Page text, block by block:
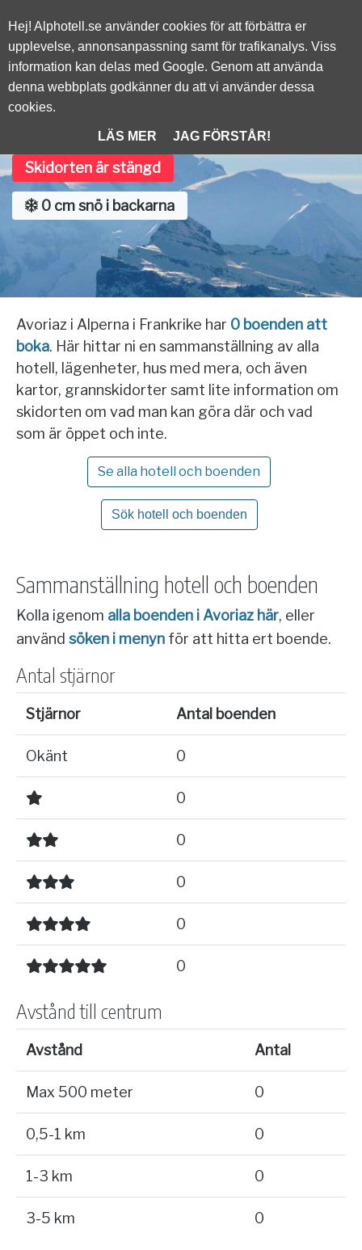
Alphotell.se
FRANKRIKE/
Avoriaz
Skidorten är stängd
0 cm snö i backarna
Avoriaz i Alperna i Frankrike har 0 boenden att
boka. Här hittar ni en sammanställning av alla
hotell, lägenheter, hus med mera, och även
kartor, grannskidorter samt lite information om
skidorten om vad man kan göra där och vad
som är öppet och inte.
Se alla hotell och boenden
Sök hotell och boenden
Sammanställning hotell och boenden
Kolla igenom alla boenden i Avoriaz här, eller
använd söken i menyn för att hitta ert boende.
Antal stjärnor
Stjärnor Antal boenden
Okänt 0
0
0
0
0
0
Avstånd till centrum
Avstånd Antal
Max 500 meter 0
0,5-1 km 0
1-3 km 0
3-5 km 0
Hej! Alphotell.se använder cookies för att förbättra er
upplevelse, annonsanpassning samt för trafikanalys. Viss
information kan delas med Google. Genom att använda
denna webbplats godkänner du att vi använder dessa
cookies.
LÄS MER JAG FÖRSTÅR!